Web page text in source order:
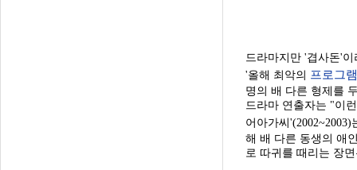
드라마지만 '겹사돈'
'올해 최악의
프로그램
명의 배 다른 형제를
드라마 연출자는 "이
어아가씨
해 배 다른 동생의 애
로 따귀를 때리는 장